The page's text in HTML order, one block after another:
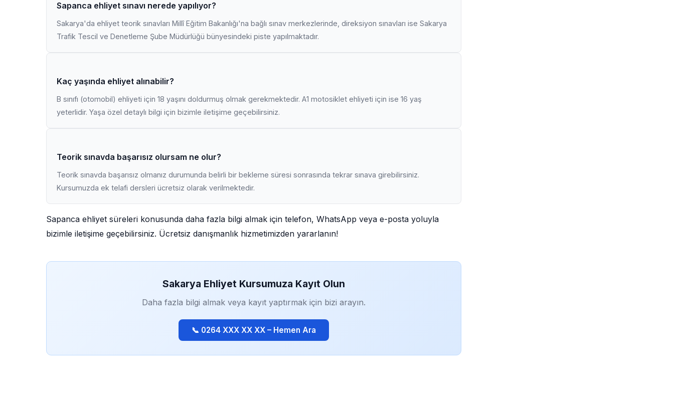
Sapanca ehliyet sınavı nerede yapılıyor?
Sakarya'da ehliyet teorik sınavları Millî Eğitim Bakanlığı'na bağlı sınav merkezlerinde, direksiyon sınavları ise Sakarya
Trafik Tescil ve Denetleme Şube Müdürlüğü bünyesindeki piste yapılmaktadır.
Kaç yaşında ehliyet alınabilir?
B sınıfı (otomobil) ehliyeti için 18 yaşını doldurmuş olmak gerekmektedir. A1 motosiklet ehliyeti için ise 16 yaş
yeterlidir. Yaşa özel detaylı bilgi için bizimle iletişime geçebilirsiniz.
Teorik sınavda başarısız olursam ne olur?
Teorik sınavda başarısız olmanız durumunda belirli bir bekleme süresi sonrasında tekrar sınava girebilirsiniz.
Kursumuzda ek telafi dersleri ücretsiz olarak verilmektedir.
Sapanca ehliyet süreleri konusunda daha fazla bilgi almak için telefon, WhatsApp veya e-posta yoluyla
bizimle iletişime geçebilirsiniz. Ücretsiz danışmanlık hizmetimizden yararlanın!
Sakarya Ehliyet Kursumuza Kayıt Olun
Daha fazla bilgi almak veya kayıt yaptırmak için bizi arayın.
📞 0264 XXX XX XX – Hemen Ara